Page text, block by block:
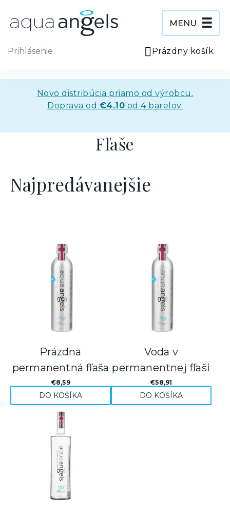
obsah
MENU
Prázdny košík
Prihlásenie
Novo distribúcia priamo od výrobcu.
Doprava od €4.10 od 4 barelov.
Fľaše
Najpredávanejšie
p
r
Prázdna
permanentná fľaša
0,7 l
€8,59
DO KOŠÍKA
Voda v
permanentnej fľaši
6x 0,7 l
€58,91
DO KOŠÍKA